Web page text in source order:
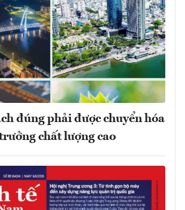
đúng phải được chuyển hóa
chất lượng cao